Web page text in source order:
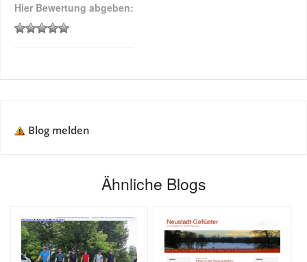
Hier Bewertung abgeben:
Blog melden
Ähnliche Blogs